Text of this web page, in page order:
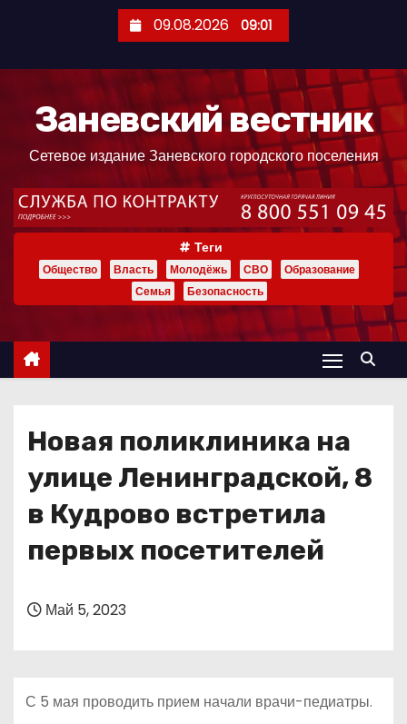
ж
09.08.2026 09:01
Заневский вестник
Сетевое издание Заневского городского поселения
Теги
Общество Власть Молодёжь СВО
Образование
Семья
Безопасность
Новая поликлиника на
улице Ленинградской, 8
в Кудрово встретила
первых посетителей
Май 5, 2023
С 5 мая проводить прием начали врачи-педиатры.